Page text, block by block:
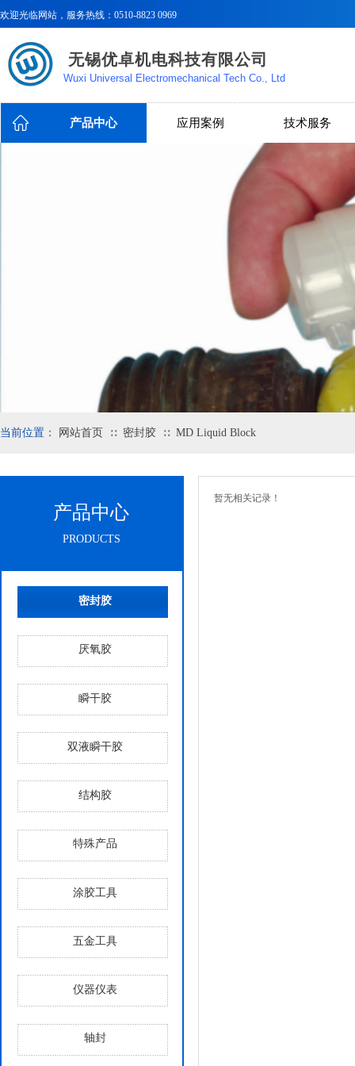
欢迎光临网站，服务热线：0510-8823 0969
无锡优卓机电科技有限公司
Wuxi Universal Electromechanical Tech Co., Ltd
产品中心 应用案例 技术服务
当前位置： 网站首页 ∷ 密封胶 ∷ MD Liquid Block
密封胶
厌氧胶
瞬干胶
双液瞬干胶
结构胶
特殊产品
涂胶工具
五金工具
仪器仪表
轴封
产品中心
PRODUCTS
暂无相关记录！